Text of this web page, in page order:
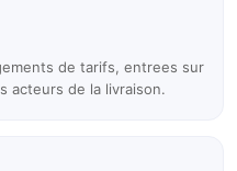
de tarifs, entrees sur
acteurs de la livraison.